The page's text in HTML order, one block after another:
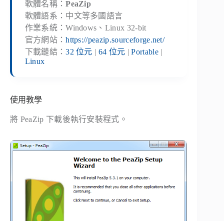
軟體名稱：PeaZip
軟體語系：中文等多國語言
作業系統：Windows、Linux 32-bit
官方網站：https://peazip.sourceforge.net/
下載鏈結：32 位元 | 64 位元 |Portable|
Linux
使用教學
將 PeaZip 下載後執行安裝程式。